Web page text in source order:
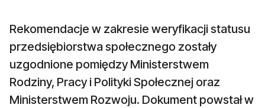
Rekomendacje w zakresie weryfikacji statusu
przedsiębiorstwa społecznego zostały
uzgodnione pomiędzy Ministerstwem
Rodziny, Pracy i Polityki Społecznej oraz
Ministerstwem Rozwoju. Dokument powstał w